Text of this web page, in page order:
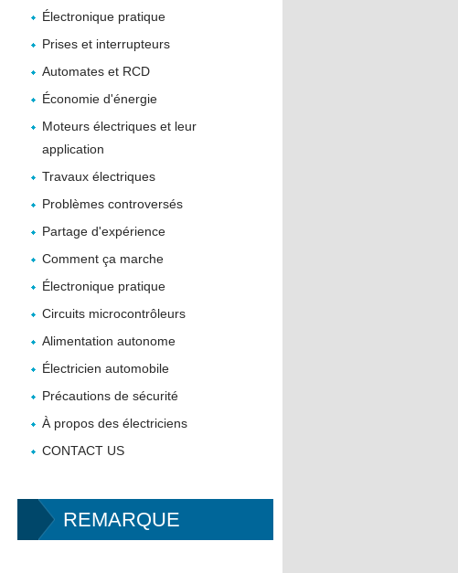
Électronique pratique
Prises et interrupteurs
Automates et RCD
Économie d'énergie
Moteurs électriques et leur
application
Travaux électriques
Problèmes controversés
Partage d'expérience
Comment ça marche
Électronique pratique
Circuits microcontrôleurs
Alimentation autonome
Électricien automobile
Précautions de sécurité
À propos des électriciens
CONTACT US
REMARQUE